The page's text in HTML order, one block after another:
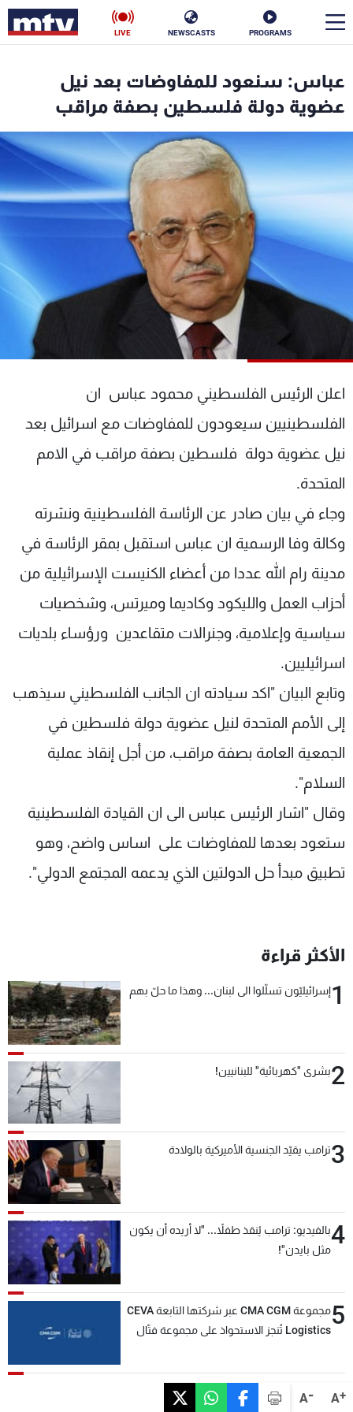
PROGRAMS
NEWSCASTS
LIVE
A+
A-
عباس: سنعود للمفاوضات بعد نيل
عضوية دولة فلسطين بصفة مراقب
اعلن الرئيس الفلسطيني محمود عباس ان
الفلسطينيين سيعودون للمفاوضات مع اسرائيل بعد
نيل عضوية دولة فلسطين بصفة مراقب في الامم
المتحدة.
وجاء في بيان صادر عن الرئاسة الفلسطينية ونشرته
وكالة وفا الرسمية ان عباس استقبل بمقر الرئاسة في
مدينة رام الله عددا من أعضاء الكنيست الإسرائيلية من
أحزاب العمل والليكود وكاديما وميرتس، وشخصيات
سياسية وإعلامية، وجنرالات متقاعدين ورؤساء بلديات
اسرائيليين.
وتابع البيان "اكد سيادته ان الجانب الفلسطيني سيذهب
إلى الأمم المتحدة لنيل عضوية دولة فلسطين في
الجمعية العامة بصفة مراقب، من أجل إنقاذ عملية
السلام".
وقال "اشار الرئيس عباس الى ان القيادة الفلسطينية
ستعود بعدها للمفاوضات على اساس واضح، وهو
تطبيق مبدأ حل الدولتين الذي يدعمه المجتمع الدولي".
الأكثر قراءة
1إسرائيليّون تسلّلوا الى لبنان... وهذا ما حلّ بهم
2بشرى "كهربائية" للبنانيين!
3ترامب يقيّد الجنسية الأميركية بالولادة
4بالفيديو: ترامب يُنقذ طفلاً... "لا أريده أن يكون
مثل بايدن"!
5
مجموعة CMA CGM عبر شركتها التابعة CEVA
Logistics تُنجز الاستحواذ على مجموعة فتّال
الأخبار
ناس
إقتصاد فن
منوعات رياضة
كأس العالم
جدول البرامج
الترددات
الإنـتـاج
لاعلاناتكم
تواصل معنا